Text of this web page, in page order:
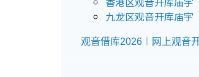
九龙区观音开库庙宇
观音借库2026︱网上观音